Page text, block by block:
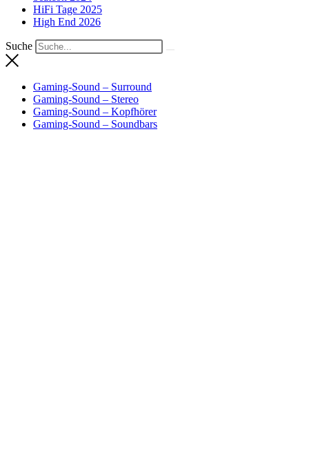
HiFi Tage 2025
High End 2026
Suche
Gaming-Sound – Surround
Gaming-Sound – Stereo
Gaming-Sound – Kopfhörer
Gaming-Sound – Soundbars